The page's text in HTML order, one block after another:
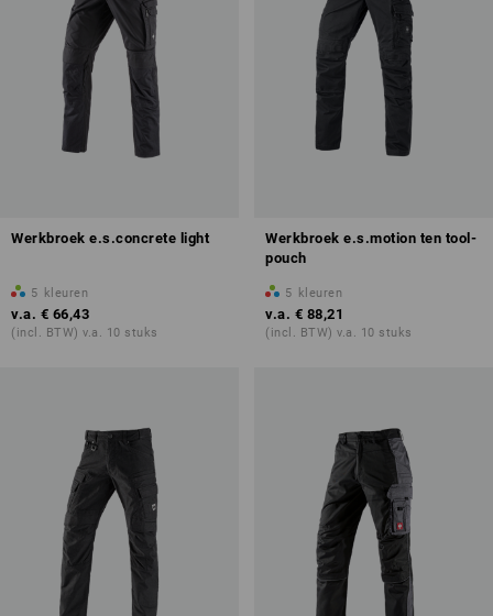
Werkbroek e.s.concrete light
5 kleuren
v.a. € 66,43
(incl. BTW) v.a. 10 stuks
Werkbroek e.s.motion ten tool-
pouch
5 kleuren
v.a. € 88,21
(incl. BTW) v.a. 10 stuks